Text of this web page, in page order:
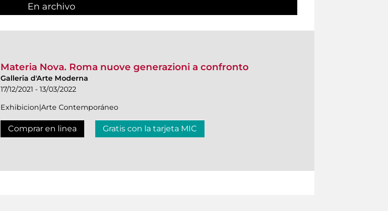
En archivo
Materia Nova. Roma nuove generazioni a confronto
Galleria d'Arte Moderna
17/12/2021 - 13/03/2022
Exhibicion|Arte Contemporáneo
Comprar en linea Gratis con la tarjeta MIC